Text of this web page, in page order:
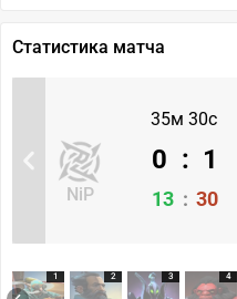
Статистика матча
35м 30с
NiP
0 : 1
13 : 30
1 2 3 4